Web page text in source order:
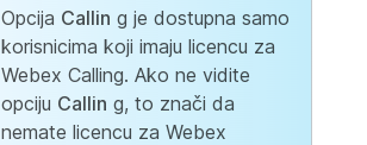
Opcija Callin g je dostupna samo
korisnicima koji imaju licencu za
Webex Calling. Ako ne vidite
opciju Callin g, to znači da
nemate licencu za Webex